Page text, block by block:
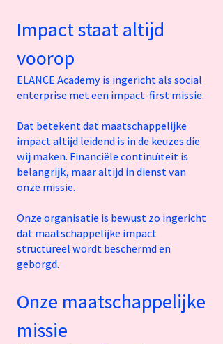
Impact staat altijd
voorop
ELANCE Academy is ingericht als social
enterprise met een impact-first missie.
Dat betekent dat maatschappelijke
impact altijd leidend is in de keuzes die
wij maken. Financiële continuïteit is
belangrijk, maar altijd in dienst van
onze missie.
Onze organisatie is bewust zo ingericht
dat maatschappelijke impact
structureel wordt beschermd en
geborgd.
Onze maatschappelijke
missie